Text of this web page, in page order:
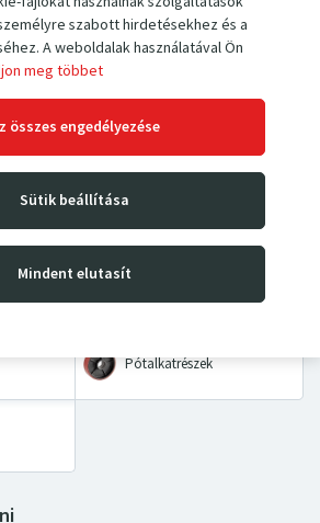
szabott hirdetésekhez és a
A weboldalak használatával Ön
meg többet
összes engedélyezése
Sütik beállítása
Mindent elutasít
padozatok
Pótalkatrészek